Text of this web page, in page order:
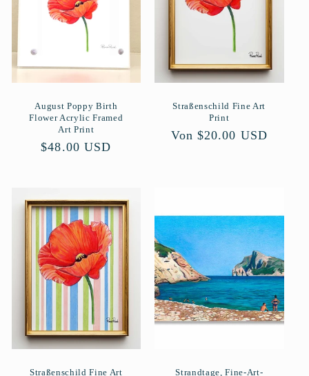
August Poppy Birth
Flower Acrylic Framed
Art Print
Normaler
$48.00 USD
Straßenschild Fine Art
Print
Normaler
Von $20.00 USD
Straßenschild Fine Art Strandtage, Fine-Art-